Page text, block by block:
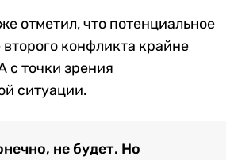
отметил, что потенциальное
конфликта крайне
с точки зрения
ситуации.
не будет. Но